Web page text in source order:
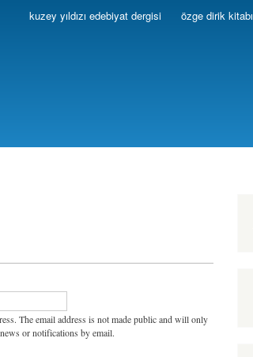
kuzey yıldızı edebiyat dergisi özge dirik kitabı
The email address is not made public and will only
or notifications by email.